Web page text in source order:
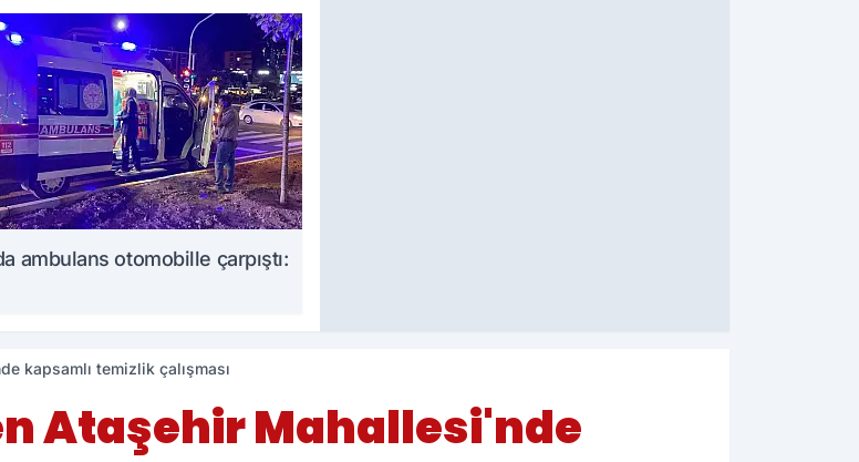
ambulans otomobille çarpıştı:
kapsamlı temizlik çalışması
Ataşehir Mahallesi'nde